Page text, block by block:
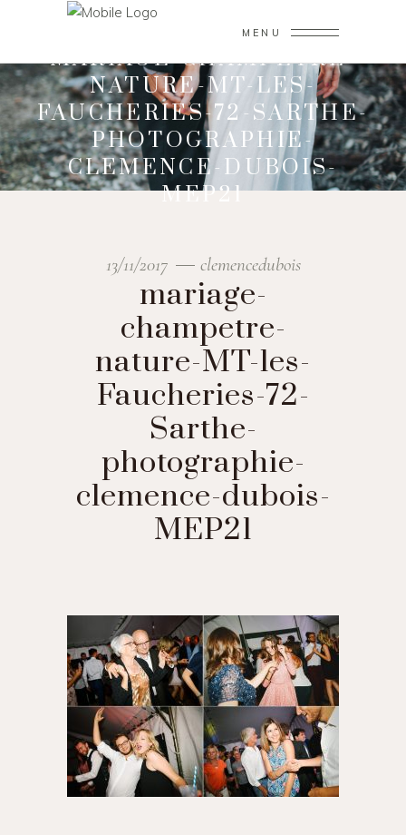
MENU
MARIAGE-CHAMPETRE-
NATURE-MT-LES-
FAUCHERIES-72-SARTHE-
PHOTOGRAPHIE-
CLEMENCE-DUBOIS-
MEP21
13/11/2017 clemencedubois
mariage-
champetre-
nature-MT-les-
Faucheries-72-
Sarthe-
photographie-
clemence-dubois-
MEP21